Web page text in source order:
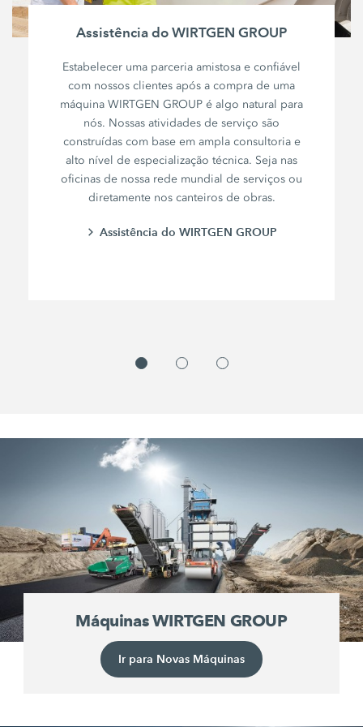
Assistência do WIRTGEN GROUP
Estabelecer uma parceria amistosa e confiável
com nossos clientes após a compra de uma
máquina WIRTGEN GROUP é algo natural para
nós. Nossas atividades de serviço são
construídas com base em ampla consultoria e
alto nível de especialização técnica. Seja nas
oficinas de nossa rede mundial de serviços ou
diretamente nos canteiros de obras.
Assistência do WIRTGEN GROUP
Máquinas WIRTGEN GROUP
Ir para Novas Máquinas